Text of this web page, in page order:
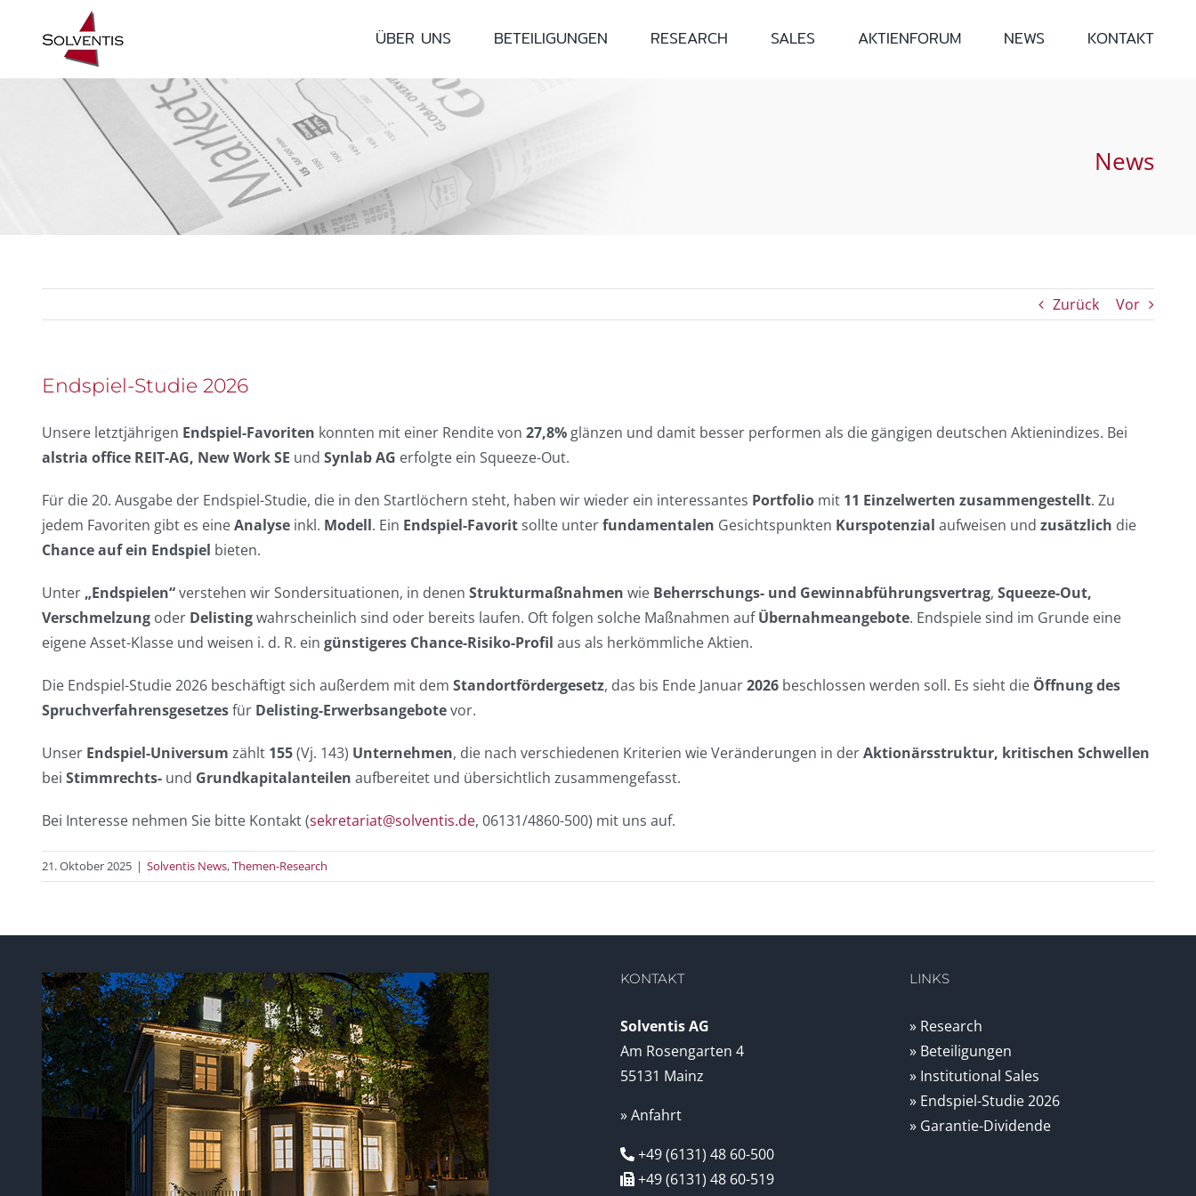
ÜBER UNS BETEILIGUNGEN RESEARCH SALES AKTIENFORUM NEWS KONTAKT
News
Zurück Vor
Endspiel-Studie 2026
Unsere letztjährigen Endspiel-Favoriten konnten mit einer Rendite von 27,8% glänzen und damit besser performen als die gängigen deutschen Aktienindizes. Bei
alstria office REIT-AG, New Work SE und Synlab AG erfolgte ein Squeeze-Out.
Für die 20. Ausgabe der Endspiel-Studie, die in den Startlöchern steht, haben wir wieder ein interessantes Portfolio mit 11 Einzelwerten zusammengestellt. Zu
jedem Favoriten gibt es eineAnalyse inkl. Modell. Ein Endspiel-Favoritsollte unterfundamentalen Gesichtspunkten Kurspotenzial aufweisen und zusätzlich die
Chance auf ein Endspiel bieten.
Unter „Endspielen“verstehen wir Sondersituationen, in denen Strukturmaßnahmen wie Beherrschungs- und Gewinnabführungsvertrag, Squeeze-Out,
Verschmelzung oder Delistingwahrscheinlich sind oder bereits laufen. Oft folgen solche Maßnahmen aufÜbernahmeangebote. Endspiele sind im Grunde eine
eigene Asset-Klasse und weisen i. d. R. ein günstigeres Chance-Risiko-Profil aus als herkömmliche Aktien.
Die Endspiel-Studie 2026 beschäftigt sich außerdem mit dem Standortfördergesetz, das bis Ende Januar2026 beschlossen werden soll. Es sieht die Öffnung des
Spruchverfahrensgesetzesfür Delisting-Erwerbsangebotevor.
Unser Endspiel-Universum zählt 155(Vj. 143) Unternehmen, die nach verschiedenen Kriterien wie Veränderungen in derAktionärsstruktur, kritischen Schwellen
bei Stimmrechts- und Grundkapitalanteilen aufbereitet und übersichtlich zusammengefasst.
Bei Interesse nehmen Sie bitte Kontakt (sekretariat@solventis.de, 06131/4860-500) mit uns auf.
21. Oktober 2025 | Solventis News,Themen-Research
KONTAKT
Solventis AG
Am Rosengarten 4
55131 Mainz
» Anfahrt
+49 (6131) 48 60-500
+49 (6131) 48 60-519
LINKS
» Research
» Beteiligungen
» Institutional Sales
» Endspiel-Studie 2026
» Garantie-Dividende